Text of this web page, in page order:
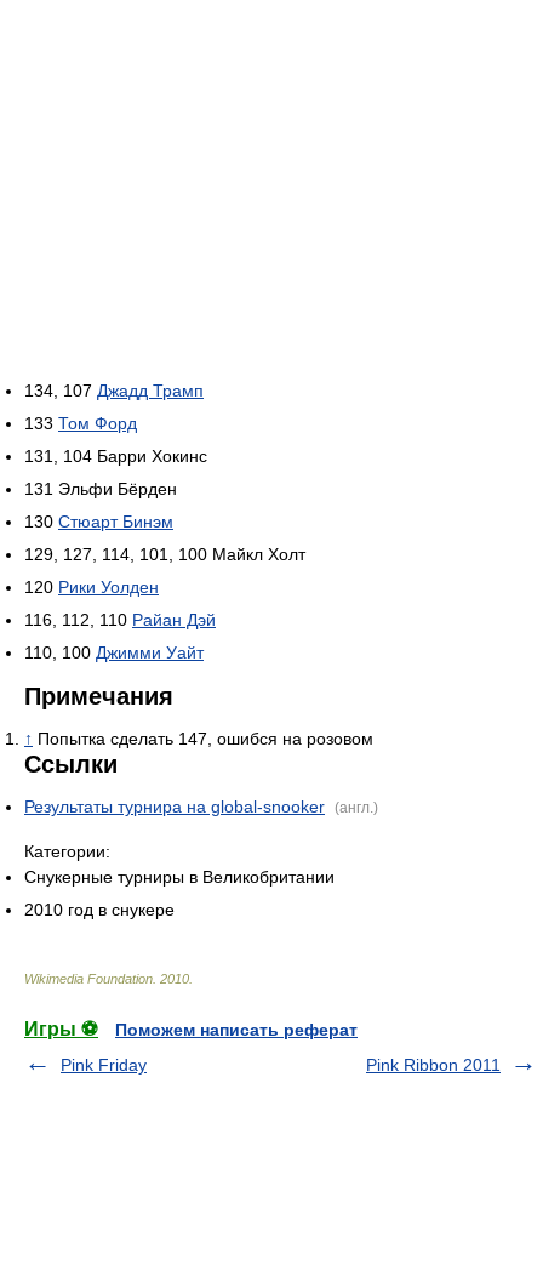
134, 107 Джадд Трамп
133 Том Форд
131, 104 Барри Хокинс
131 Эльфи Бёрден
130 Стюарт Бинэм
129, 127, 114, 101, 100 Майкл Холт
120 Рики Уолден
116, 112, 110 Райан Дэй
110, 100 Джимми Уайт
Примечания
↑ Попытка сделать 147, ошибся на розовом
Ссылки
Результаты турнира на global-snooker (англ.)
Категории:
Снукерные турниры в Великобритании
2010 год в снукере
Wikimedia Foundation 2010
Игры ⚽
Поможем написать реферат
Pink Friday
Pink Ribbon 2011